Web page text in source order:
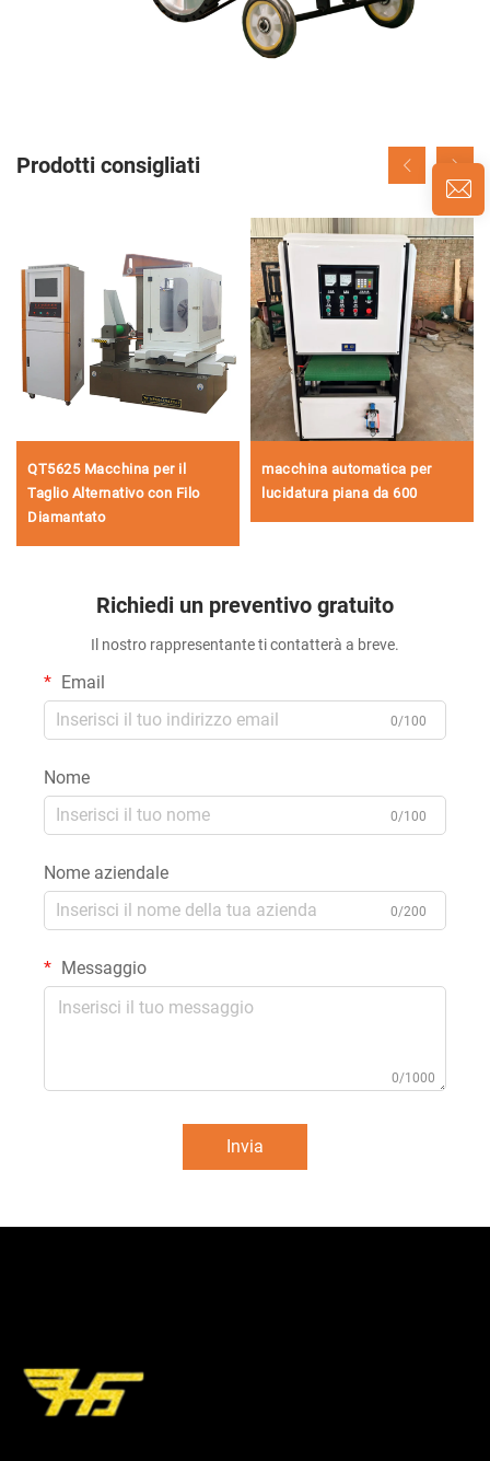
Prodotti consigliati
QT5625 Macchina per il
Taglio Alternativo con Filo
Diamantato
macchina automatica per
lucidatura piana da 600
Richiedi un preventivo gratuito
Il nostro rappresentante ti contatterà a breve.
Email
0/100
Nome
0/100
Nome aziendale
0/200
Messaggio
0/1000
Invia